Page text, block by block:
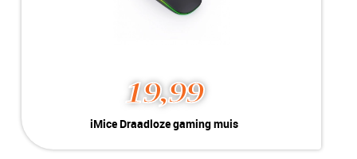
19,99
iMice Draadloze gaming muis